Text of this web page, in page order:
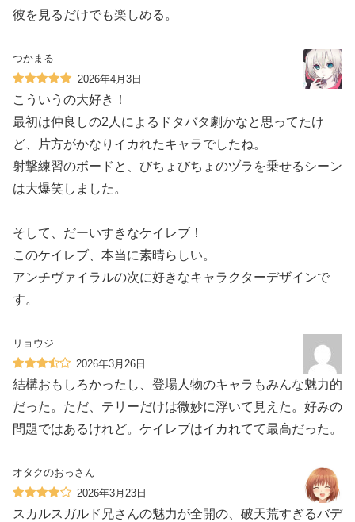
彼を見るだけでも楽しめる。
つかまる
2026年4月3日
こういうの大好き！
最初は仲良しの2人によるドタバタ劇かなと思ってたけ
ど、片方がかなりイカれたキャラでしたね。
射撃練習のボードと、びちょびちょのヅラを乗せるシーン
は大爆笑しました。
そして、だーいすきなケイレブ！
このケイレブ、本当に素晴らしい。
アンチヴァイラルの次に好きなキャラクターデザインで
す。
リョウジ
2026年3月26日
結構おもしろかったし、登場人物のキャラもみんな魅力的
だった。ただ、テリーだけは微妙に浮いて見えた。好みの
問題ではあるけれど。ケイレブはイカれてて最高だった。
オタクのおっさん
2026年3月23日
スカルスガルド兄さんの魅力が全開の、破天荒すぎるバデ